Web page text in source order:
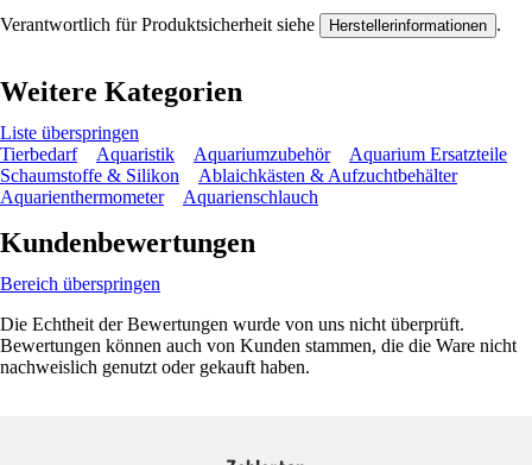
Verantwortlich für Produktsicherheit siehe Herstellerinformationen .
Weitere Kategorien
Liste überspringen
Tierbedarf
Aquaristik Aquariumzubehör
Aquarium Ersatzteile
Schaumstoffe & Silikon
Ablaichkästen & Aufzuchtbehälter
Aquarienthermometer
Aquarienschlauch
Kundenbewertungen
Bereich überspringen
Die Echtheit der Bewertungen wurde von uns nicht überprüft.
Bewertungen können auch von Kunden stammen, die die Ware nicht
nachweislich genutzt oder gekauft haben.